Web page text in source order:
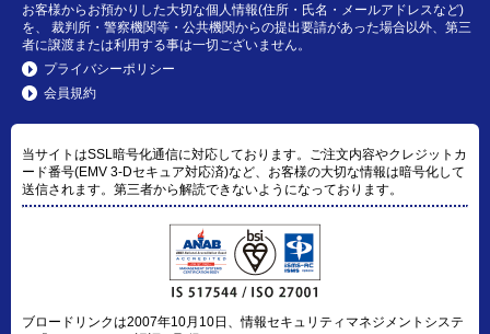
お客様からお預かりした大切な個人情報(住所・氏名・メールアドレスなど)
を、 裁判所・警察機関等・公共機関からの提出要請があった場合以外、第三
者に譲渡または利用する事は一切ございません。
プライバシーポリシー
会員規約
当サイトはSSL暗号化通信に対応しております。ご注文内容やクレジットカ
ード番号(EMV 3-Dセキュア対応済)など、お客様の大切な情報は暗号化して
送信されます。第三者から解読できないようになっております。
ブロードリンクは2007年10月10日、情報セキュリティマネジメントシステ